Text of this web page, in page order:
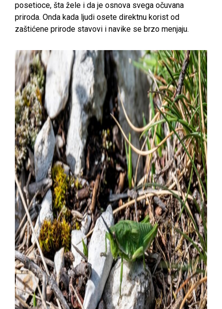
posetioce, šta žele i da je osnova svega očuvana
priroda. Onda kada ljudi osete direktnu korist od
zaštićene prirode stavovi i navike se brzo menjaju.